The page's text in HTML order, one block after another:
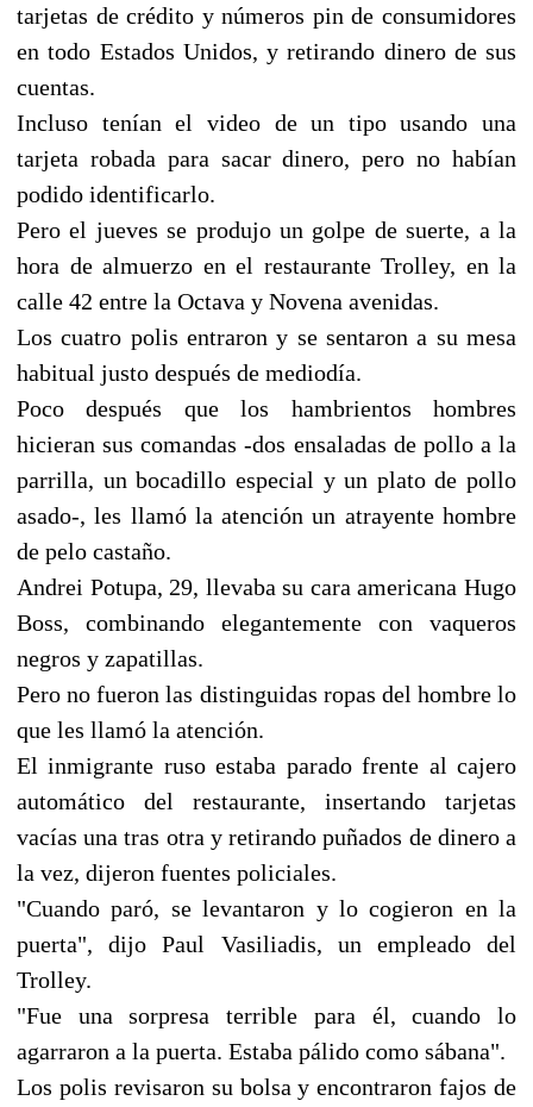
tarjetas de crédito y números pin de consumidores
en todo Estados Unidos, y retirando dinero de sus
cuentas.
Incluso tenían el video de un tipo usando una
tarjeta robada para sacar dinero, pero no habían
podido identificarlo.
Pero el jueves se produjo un golpe de suerte, a la
hora de almuerzo en el restaurante Trolley, en la
calle 42 entre la Octava y Novena avenidas.
Los cuatro polis entraron y se sentaron a su mesa
habitual justo después de mediodía.
Poco después que los hambrientos hombres
hicieran sus comandas -dos ensaladas de pollo a la
parrilla, un bocadillo especial y un plato de pollo
asado-, les llamó la atención un atrayente hombre
de pelo castaño.
Andrei Potupa, 29, llevaba su cara americana Hugo
Boss, combinando elegantemente con vaqueros
negros y zapatillas.
Pero no fueron las distinguidas ropas del hombre lo
que les llamó la atención.
El inmigrante ruso estaba parado frente al cajero
automático del restaurante, insertando tarjetas
vacías una tras otra y retirando puñados de dinero a
la vez, dijeron fuentes policiales.
"Cuando paró, se levantaron y lo cogieron en la
puerta", dijo Paul Vasiliadis, un empleado del
Trolley.
"Fue una sorpresa terrible para él, cuando lo
agarraron a la puerta. Estaba pálido como sábana".
Los polis revisaron su bolsa y encontraron fajos de